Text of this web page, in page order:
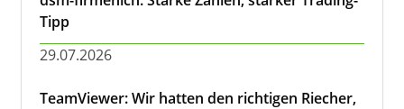
Tipp
29.07.2026
TeamViewer: Wir hatten den richtigen Riecher,